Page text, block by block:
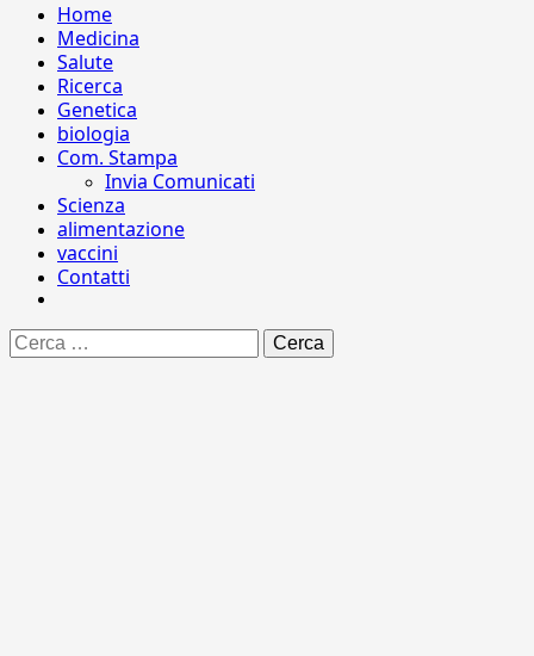
Home
Medicina
Salute
Ricerca
Genetica
biologia
Com. Stampa
Invia Comunicati
Scienza
alimentazione
vaccini
Contatti
Ricerca
per: